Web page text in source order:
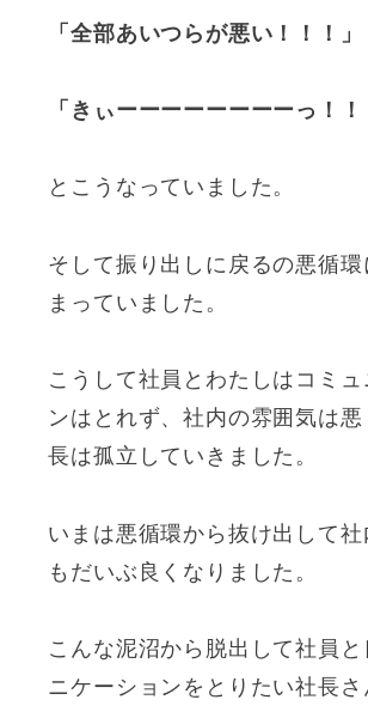
「全部あいつらが悪い！！！」
「きぃーーーーーーーーっ！！
とこうなっていました。
そして振り出しに戻るの悪循環
まっていました。
こうして社員とわたしはコミュ
ンはとれず、社内の雰囲気は悪
長は孤立していきました。
いまは悪循環から抜け出して社
もだいぶ良くなりました。
こんな泥沼から脱出して社員と
ニケーションをとりたい社長さ